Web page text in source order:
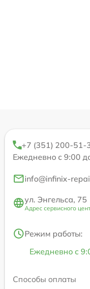
+7 (351) 200-51-
Ежедневно с 9:00
info@infinix-
ул. Энгельса, 75
Адрес сервисного
Режим работы:
Ежедневно с
Способы оплаты